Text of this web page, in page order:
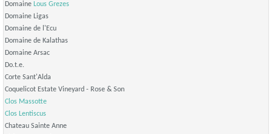
Domaine Lous Grezes
Domaine Ligas
Domaine de l'Ecu
Domaine de Kalathas
Domaine Arsac
Do.t.e.
Corte Sant'Alda
Coquelicot Estate Vineyard - Rose & Son
Clos Massotte
Clos Lentiscus
Chateau Sainte Anne